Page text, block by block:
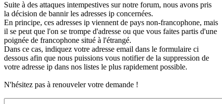
Suite à des attaques intempestives sur notre forum, nous avons pris
la décision de bannir les adresses ip concernées.
En principe, ces adresses ip viennent de pays non-francophone, mais
il se peut que l'on se trompe d'adresse ou que vous faites partis d'une
poignée de francophone situé à l'étrangé.
Dans ce cas, indiquez votre adresse email dans le formulaire ci
dessous afin que nous puissions vous notifier de la suppression de
votre adresse ip dans nos listes le plus rapidement possible.
N'hésitez pas à renouveler votre demande !